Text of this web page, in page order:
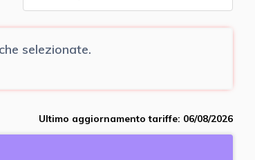
selezionate.
Ultimo aggiornamento tariffe: 06/08/2026